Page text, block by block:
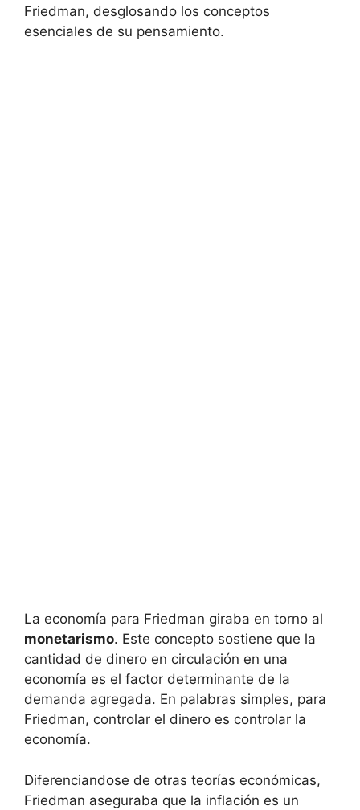
Friedman, desglosando los conceptos
esenciales de su pensamiento.
La economía para Friedman giraba en torno al
monetarismo. Este concepto sostiene que la
cantidad de dinero en circulación en una
economía es el factor determinante de la
demanda agregada. En palabras simples, para
Friedman, controlar el dinero es controlar la
economía.
Diferenciandose de otras teorías económicas,
Friedman aseguraba que la inflación es un